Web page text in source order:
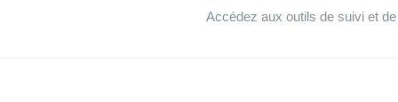
Accédez aux outils de suivi et